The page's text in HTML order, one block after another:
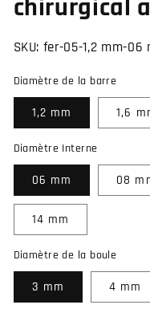
chirurgical
SKU: fer-05-1,2 mm-06
Diamètre de la barre
1,2 mm 1,6
Diamètre Interne
06 mm 08
14 mm
Diamètre de la boule
3 mm 4 mm